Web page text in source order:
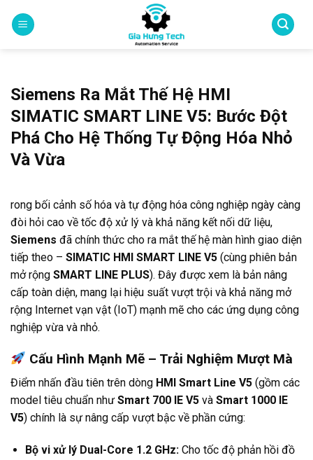
Siemens Ra Mắt Thế Hệ HMI
SIMATIC SMART LINE V5: Bước Đột
Phá Cho Hệ Thống Tự Động Hóa Nhỏ
Và Vừa
rong bối cảnh số hóa và tự động hóa công nghiệp ngày càng
đòi hỏi cao về tốc độ xử lý và khả năng kết nối dữ liệu,
Siemens đã chính thức cho ra mắt thế hệ màn hình giao diện
tiếp theo – SIMATIC HMI SMART LINE V5 (cùng phiên bản
mở rộng SMART LINE PLUS). Đây được xem là bản nâng
cấp toàn diện, mang lại hiệu suất vượt trội và khả năng mở
rộng Internet vạn vật (IoT) mạnh mẽ cho các ứng dụng công
nghiệp vừa và nhỏ.
Cấu Hình Mạnh Mẽ – Trải Nghiệm Mượt Mà
Điểm nhấn đầu tiên trên dòng HMI Smart Line V5 (gồm các
model tiêu chuẩn như Smart 700 IE V5 và Smart 1000 IE
V5) chính là sự nâng cấp vượt bậc về phần cứng:
Bộ vi xử lý Dual-Core 1.2 GHz:Cho tốc độ phản hồi đồ